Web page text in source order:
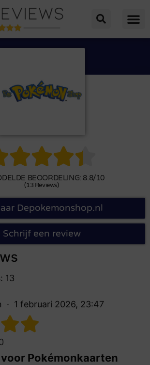

BEOORDELING: 8.8/10
(13 Reviews)
Depokemonshop.nl
Schrijf een review
13
1 februari 2026, 23:47
Pokémonkaarten